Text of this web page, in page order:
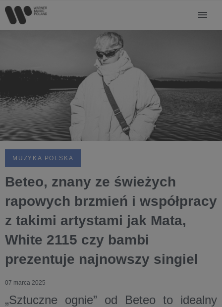
MUZYKA POLSKA
Beteo, znany ze świeżych
rapowych brzmień i współpracy
z takimi artystami jak Mata,
White 2115 czy bambi
prezentuje najnowszy singiel
07 marca 2025
„Sztuczne ognie” od Beteo to idealny